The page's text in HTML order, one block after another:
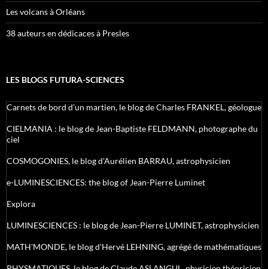
Les volcans à Orléans
38 auteurs en dédicaces à Presles
LES BLOGS FUTURA-SCIENCES
Carnets de bord d’un martien, le blog de Charles FRANKEL, géologue
CIELMANIA : le blog de Jean-Baptiste FELDMANN, photographe du
ciel
COSMOGONIES, le blog d'Aurélien BARRAU, astrophysicien
e-LUMINESCIENCES: the blog of Jean-Pierre Luminet
Explora
LUMINESCIENCES : le blog de Jean-Pierre LUMINET, astrophysicien
MATH'MONDE, le blog d'Hervé LEHNING, agrégé de mathématiques